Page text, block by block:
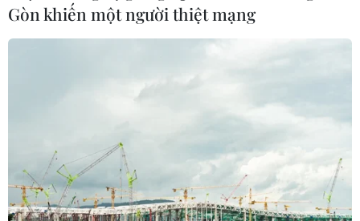
Gòn khiến một người thiệt mạng